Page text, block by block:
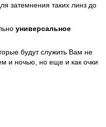
затемнения таких линз до
универсальное
будут служить Вам не
и ночью, но еще и как очки